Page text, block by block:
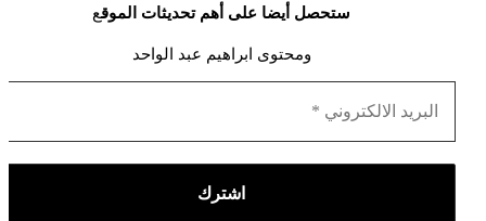
ستحصل أيضا على أهم تحديثات الموقع
ومحتوى ابراهيم عبد الواحد